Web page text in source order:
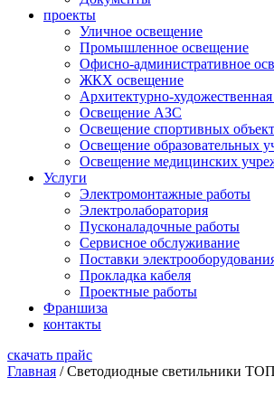
проекты
Уличное освещение
Промышленное освещение
Офисно-административное
ЖКХ освещение
Архитектурно-художественная
Освещение АЗС
Освещение спортивных
Освещение образовательных
Освещение медицинских
Услуги
Электромонтажные работы
Электролаборатория
Пусконаладочные работы
Сервисное обслуживание
Поставки
Прокладка кабеля
Проектные работы
Франшиза
контакты
скачать прайс
Главная / Светодиодные светильники